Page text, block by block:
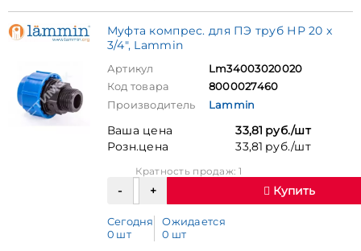
Муфта компрес. для ПЭ труб НР 20 x
3/4", Lammin
Артикул
Lm34003020020
Код товара
8000027460
Производитель
Lammin
Ваша цена
33,81 руб./шт
Розн.цена
33,81 руб./шт
Кратность продаж: 1
Купить
Сегодня
0 шт
Ожидается
0 шт